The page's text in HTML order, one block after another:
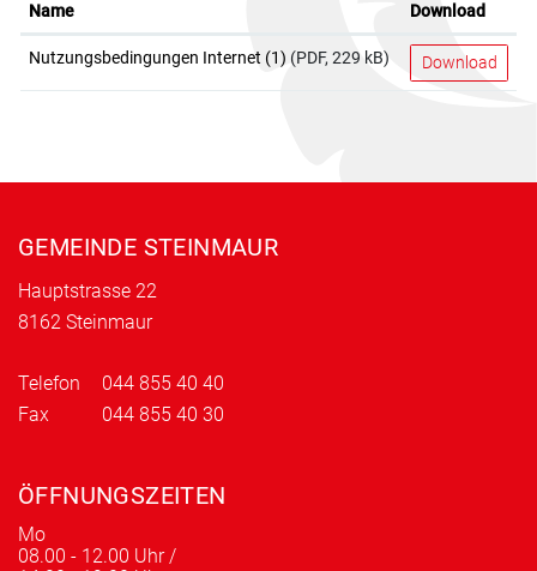
Name Download
Nutzungsbedingungen Internet (1) (PDF, 229 kB) Download
Fusszeile
GEMEINDE STEINMAUR
Hauptstrasse 22
8162 Steinmaur
Telefon
044 855 40 40
Fax
044 855 40 30
ÖFFNUNGSZEITEN
Mo
08.00 - 12.00 Uhr /